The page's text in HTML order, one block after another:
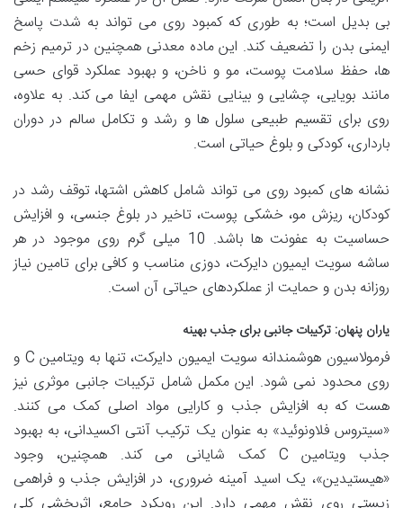
بی بدیل است؛ به طوری که کمبود روی می تواند به شدت پاسخ
ایمنی بدن را تضعیف کند. این ماده معدنی همچنین در ترمیم زخم
ها، حفظ سلامت پوست، مو و ناخن، و بهبود عملکرد قوای حسی
مانند بویایی، چشایی و بینایی نقش مهمی ایفا می کند. به علاوه،
روی برای تقسیم طبیعی سلول ها و رشد و تکامل سالم در دوران
بارداری، کودکی و بلوغ حیاتی است.
نشانه های کمبود روی می تواند شامل کاهش اشتها، توقف رشد در
کودکان، ریزش مو، خشکی پوست، تاخیر در بلوغ جنسی، و افزایش
حساسیت به عفونت ها باشد. 10 میلی گرم روی موجود در هر
ساشه سویت ایمیون دایرکت، دوزی مناسب و کافی برای تامین نیاز
روزانه بدن و حمایت از عملکردهای حیاتی آن است.
یاران پنهان: ترکیبات جانبی برای جذب بهینه
فرمولاسیون هوشمندانه سویت ایمیون دایرکت، تنها به ویتامین C و
روی محدود نمی شود. این مکمل شامل ترکیبات جانبی موثری نیز
هست که به افزایش جذب و کارایی مواد اصلی کمک می کنند.
«سیتروس فلاونوئید» به عنوان یک ترکیب آنتی اکسیدانی، به بهبود
جذب ویتامین C کمک شایانی می کند. همچنین، وجود
«هیستیدین»، یک اسید آمینه ضروری، در افزایش جذب و فراهمی